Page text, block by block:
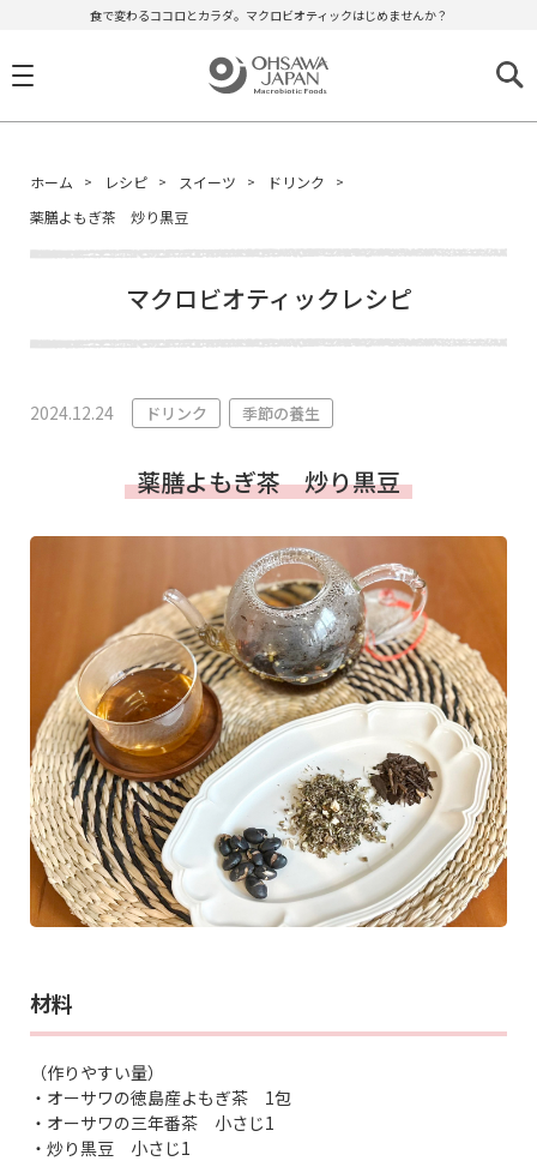
食で変わるココロとカラダ。マクロビオティックはじめませんか？
ホーム レシピ スイーツ
ドリンク
薬膳よもぎ茶 炒り黒豆
マクロビオティックレシピ
2024.12.24 ドリンク 季節の養生
薬膳よもぎ茶 炒り黒豆
材料
（作りやすい量）
・オーサワの徳島産よもぎ茶 1包
・オーサワの三年番茶 小さじ1
・炒り黒豆 小さじ1